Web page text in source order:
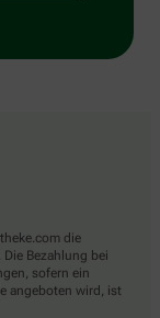
die
Bezahlung bei
sofern ein
angeboten wird, ist